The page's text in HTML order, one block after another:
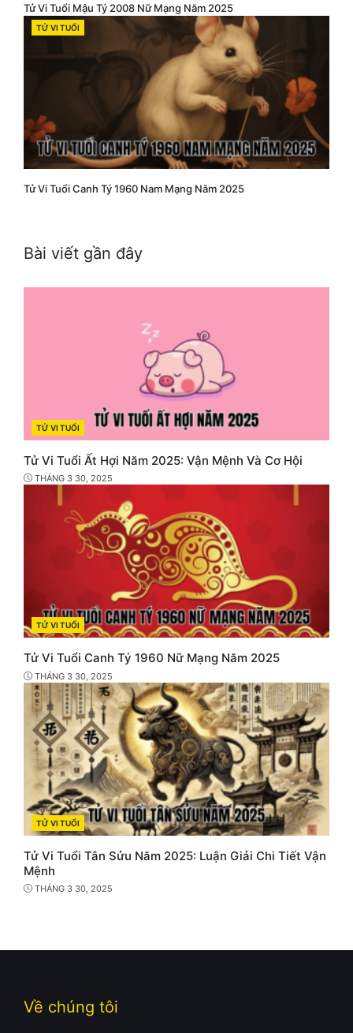
Tử Vi Tuổi Mậu Tý 2008 Nữ Mạng Năm 2025
CATEGORIES
TỬ VI TUỔI
Tử Vi Tuổi Canh Tý 1960 Nam Mạng Năm 2025
Bài viết gần đây
CATEGORIES
TỬ VI TUỔI
Tử Vi Tuổi Ất Hợi Năm 2025: Vận Mệnh Và Cơ Hội
THÁNG 3 30, 2025
CATEGORIES
TỬ VI TUỔI
Tử Vi Tuổi Canh Tý 1960 Nữ Mạng Năm 2025
THÁNG 3 30, 2025
CATEGORIES
TỬ VI TUỔI
Tử Vi Tuổi Tân Sửu Năm 2025: Luận Giải Chi Tiết Vận
Mệnh
THÁNG 3 30, 2025
Về chúng tôi